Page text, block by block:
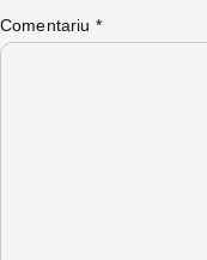
Comentariu *